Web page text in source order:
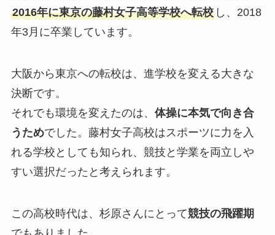
2016年に東京の藤村女子高等学校へ転校し、2018
年3月に卒業しています。
大阪から東京への転校は、進学校を変える大きな
決断です。
それでも環境を変えたのは、 体操に本気で向き合
うためでした。藤村女子高校はスポーツに力を入
れる学校としても知られ、競技と学業を両立しや
すい選択だったと考えられます。
この高校時代は、杉原さんにとって競技の飛躍期